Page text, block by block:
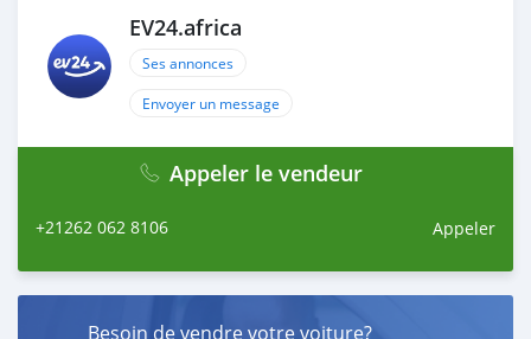
EV24.africa
Ses annonces
Envoyer un message
Appeler le vendeur
+21262 062 8106 Appeler
Besoin de vendre votre voiture?